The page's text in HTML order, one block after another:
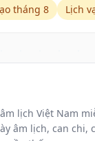
tháng 8
Lịch
lịch Việt Nam
âm lịch, can chi,